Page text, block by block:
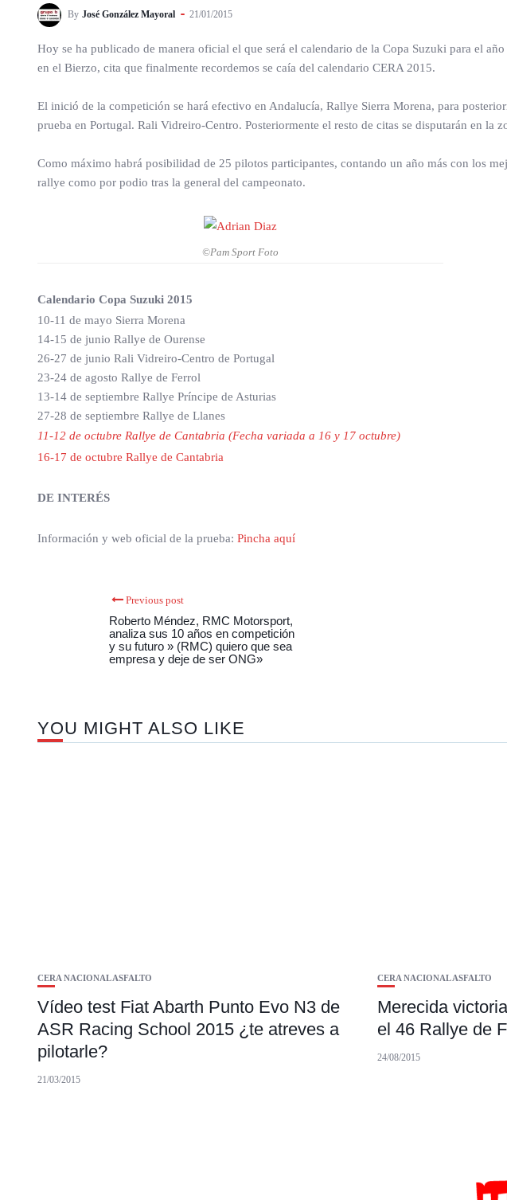
By José González Mayoral 21/01/2015
Hoy se ha publicado de manera oficial el que será el calendario de la Copa Suzuki para el
en el Bierzo, cita que finalmente recordemos se caía del calendario CERA 2015.
El inició de la competición se hará efectivo en Andalucía, Rallye Sierra Morena, para
prueba en Portugal. Rali Vidreiro-Centro. Posteriormente el resto de citas se disputarán en la
Como máximo habrá posibilidad de 25 pilotos participantes, contando un año más con los
rallye como por podio tras la general del campeonato.
©Pam Sport Foto
Calendario Copa Suzuki 2015
10-11 de mayo Sierra Morena
14-15 de junio Rallye de Ourense
26-27 de junio Rali Vidreiro-Centro de Portugal
23-24 de agosto Rallye de Ferrol
13-14 de septiembre Rallye Príncipe de Asturias
27-28 de septiembre Rallye de Llanes
11-12 de octubre Rallye de Cantabria (Fecha variada a 16 y 17 octubre)
16-17 de octubre Rallye de Cantabria
DE INTERÉS
Información y web oficial de la prueba: Pincha aquí
Previous post
Roberto Méndez, RMC Motorsport,
analiza sus 10 años en competición
y su futuro » (RMC) quiero que sea
empresa y deje de ser ONG»
YOU MIGHT ALSO LIKE
CERA NACIONAL ASFALTO
Vídeo test Fiat Abarth Punto Evo N3 de
ASR Racing School 2015 ¿te atreves a
pilotarle?
21/03/2015
CERA NACIONAL ASFALTO
Merecida
el 46 Rallye de
24/08/2015